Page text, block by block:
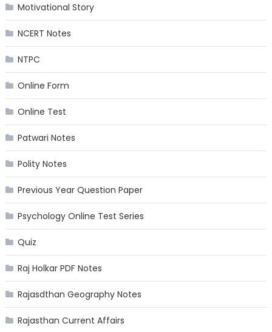
Motivational Story
NCERT Notes
NTPC
Online Form
Online Test
Patwari Notes
Polity Notes
Previous Year Question Paper
Psychology Online Test Series
Quiz
Raj Holkar PDF Notes
Rajasdthan Geography Notes
Rajasthan Current Affairs